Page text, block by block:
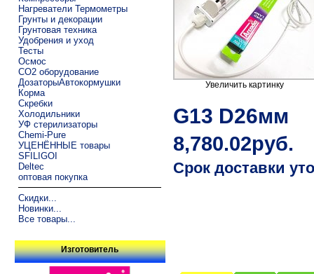
Нагреватели Термометры
Грунты и декорации
Грунтовая техника
Удобрения и уход
Тесты
Осмос
CO2 оборудование
ДозаторыАвтокормушки
Корма
Скребки
Холодильники
УФ стерилизаторы
Chemi-Pure
УЦЕНЁННЫЕ товары
SFILIGOI
Deltec
оптовая покупка
Скидки...
Новинки...
Все товары...
Изготовитель
Увеличить картинку
G13 D26мм
8,780.02руб.
Срок доставки